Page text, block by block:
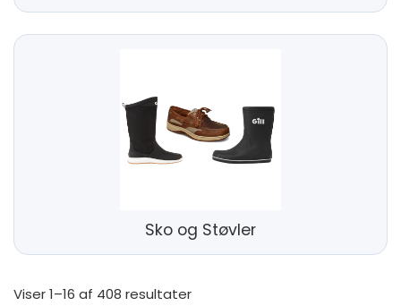
Sko og Støvler
Viser 1–16 af 408 resultater